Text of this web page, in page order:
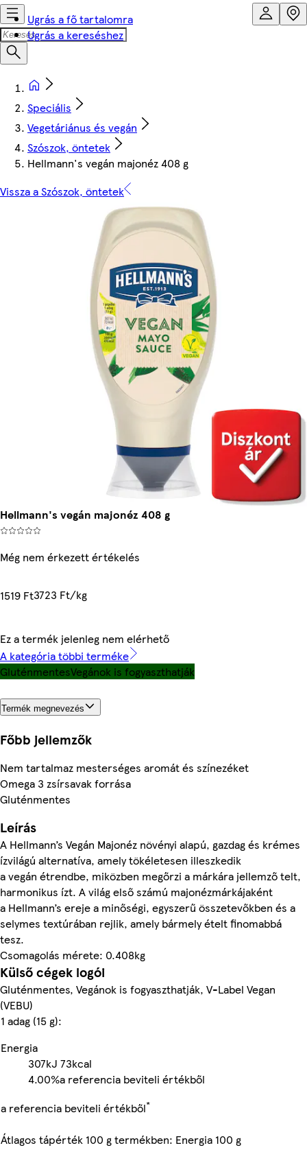
Ugrás a fő tartalomra
Ugrás a kereséshez
Speciális
Vegetáriánus és vegán
Szószok, öntetek
Hellmann's vegán majonéz 408 g
Vissza a Szószok, öntetek
Hellmann's vegán majonéz 408 g
Még nem érkezett értékelés
1519 Ft3723 Ft/kg
Ez a termék jelenleg nem elérhető
A kategória többi terméke
GluténmentesVegánok is fogyaszthatják
Termék megnevezés
Főbb jellemzők
Nem tartalmaz mesterséges aromát és színezéket
Omega 3 zsírsavak forrása
Gluténmentes
Leírás
A Hellmann’s Vegán Majonéz növényi alapú, gazdag és krémes
ízvilágú alternatíva, amely tökéletesen illeszkedik
a vegán étrendbe, miközben megőrzi a márkára jellemző telt,
harmonikus ízt. A világ első számú majonézmárkájaként
a Hellmann’s ereje a minőségi, egyszerű összetevőkben és a
selymes textúrában rejlik, amely bármely ételt finomabbá
tesz.
Csomagolás mérete: 0.408kg
Külső cégek logói
Gluténmentes, Vegánok is fogyaszthatják, V-Label Vegan
(VEBU)
1 adag (15 g):
Energia
307kJ 73kcal
4.00%a referencia beviteli értékből
a referencia beviteli értékből*
Átlagos tápérték 100 g termékben: Energia 100 g